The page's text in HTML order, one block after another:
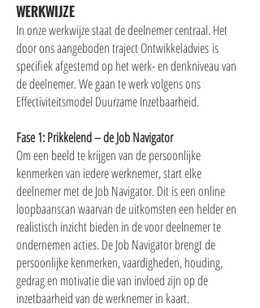
WERKWIJZE
In onze werkwijze staat de deelnemer centraal. Het
door ons aangeboden traject Ontwikkeladvies is
specifiek afgestemd op het werk- en denkniveau van
de deelnemer. We gaan te werk volgens ons
Effectiviteitsmodel Duurzame Inzetbaarheid.
Fase 1: Prikkelend – de Job Navigator
Om een beeld te krijgen van de persoonlijke
kenmerken van iedere werknemer, start elke
deelnemer met de Job Navigator. Dit is een online
loopbaanscan waarvan de uitkomsten een helder en
realistisch inzicht bieden in de voor deelnemer te
ondernemen acties. De Job Navigator brengt de
persoonlijke kenmerken, vaardigheden, houding,
gedrag en motivatie die van invloed zijn op de
inzetbaarheid van de werknemer in kaart.